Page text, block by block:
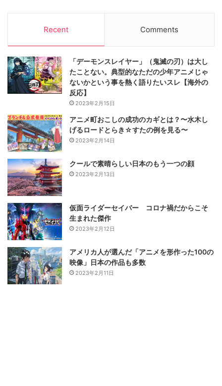
Recent Comments
「デーモンスレイヤー」（鬼滅の刃）は大し
たことない。典型的なただの少年アニメじゃ
ないかという事を熱く語りたいスレ【海外の
反応】
2023年2月15日
アニメ町おこしの成功のカギとは？〜水木し
げるロードとらき☆すたの例を見る〜
2023年2月14日
クールで素晴らしい日本のもう一つの顔
2023年2月13日
仮面ライダーセイバー コロナ禍だからこそ
生まれた傑作
2023年2月12日
アメリカ人が選んだ「アニメを形作った100の
映像」日本の作品も多数
2023年2月11日